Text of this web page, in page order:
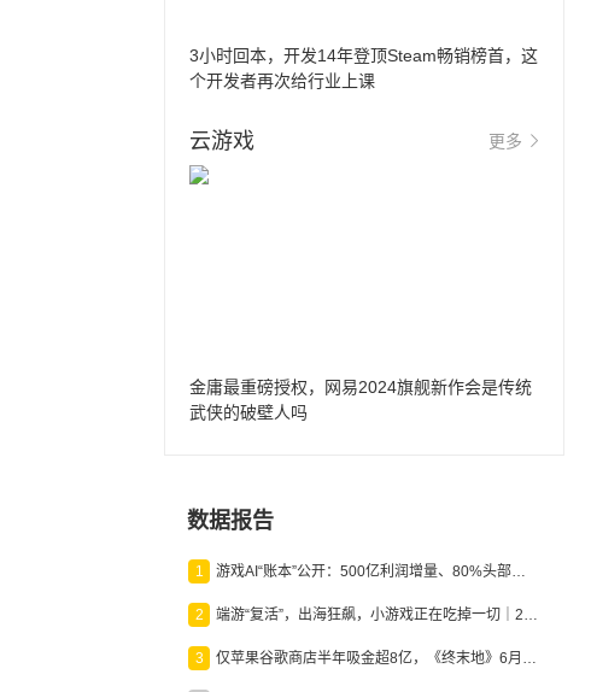
3小时回本，开发14年登顶Steam畅销榜首，这
个开发者再次给行业上课
云游戏 更多
金庸最重磅授权，网易2024旗舰新作会是传统
武侠的破壁人吗
数据报告
1 游戏AI“账本”公开：500亿利润增量、80%头部入局，谁在闷声发财？
2 端游“复活”，出海狂飙，小游戏正在吃掉一切｜2026上半年产业报告
3 仅苹果谷歌商店半年吸金超8亿，《终末地》6月份收入显著回暖